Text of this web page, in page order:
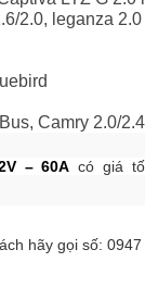
2.0, leganza 2.0
Camry 2.0/
– 60A có giá
hãy gọi số: